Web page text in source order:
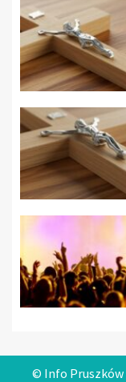
© Info Pruszków